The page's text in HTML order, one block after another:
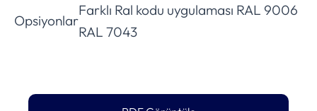
Opsiyonlar
Farklı Ral kodu uygulaması RAL 9006
RAL 7043